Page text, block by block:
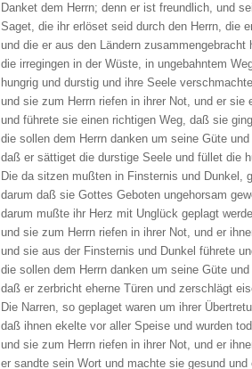
Danket dem Herrn; denn er ist freundlich, und
Saget, die ihr erlöset seid durch den Herrn, die
und die er aus den Ländern
die irregingen in der Wüste, in ungebahntem
hungrig und durstig und ihre Seele
und sie zum Herrn riefen in ihrer Not, und er sie
und führete sie einen richtigen Weg, daß sie
die sollen dem Herrn danken um seine Güte
daß er sättiget die durstige Seele und füllet die
Die da sitzen mußten in Finsternis und Dunkel,
darum daß sie Gottes Geboten ungehorsam
darum mußte ihr Herz mit Unglück geplagt
und sie zum Herrn riefen in ihrer Not, und er
und sie aus der Finsternis und Dunkel führete
die sollen dem Herrn danken um seine Güte
daß er zerbricht eherne Türen und zerschlägt
Die Narren, so geplaget waren um ihrer
daß ihnen ekelte vor aller Speise und wurden
und sie zum Herrn riefen in ihrer Not, und er
er sandte sein Wort und machte sie gesund